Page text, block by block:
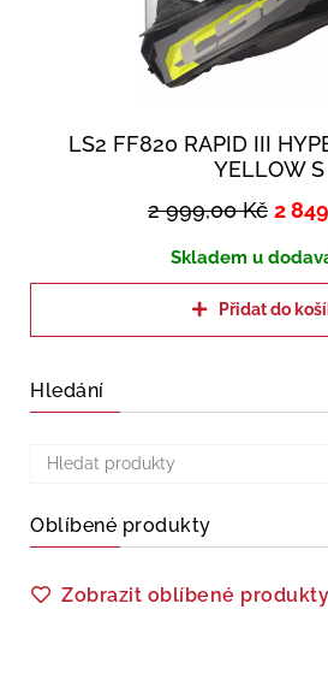
LS2 FF820 RAPID III
YELLOW S
2 999,00Kč 2
Skladem u
Přidat do
Hledání
Oblíbené produkty
Zobrazit oblíbené produkty